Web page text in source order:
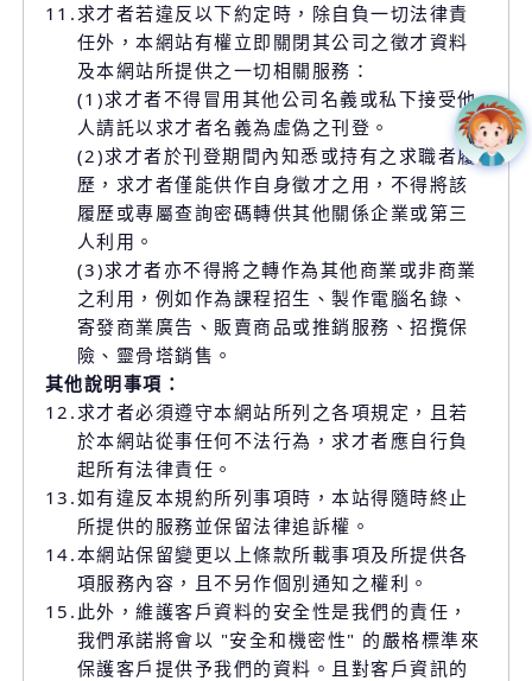
11.求才者若違反以下約定時，除自負一切法律責
任外，本網站有權立即關閉其公司之徵才資料
及本網站所提供之一切相關服務：
(1)求才者不得冒用其他公司名義或私下接受他
人請託以求才者名義為虛偽之刊登。
(2)求才者於刊登期間內知悉或持有之求職者履
歷，求才者僅能供作自身徵才之用，不得將該
履歷或專屬查詢密碼轉供其他關係企業或第三
人利用。
(3)求才者亦不得將之轉作為其他商業或非商業
之利用，例如作為課程招生、製作電腦名錄、
寄發商業廣告、販賣商品或推銷服務、招攬保
險、靈骨塔銷售。
其他說明事項：
12.求才者必須遵守本網站所列之各項規定，且若
於本網站從事任何不法行為，求才者應自行負
起所有法律責任。
13.如有違反本規約所列事項時，本站得隨時終止
所提供的服務並保留法律追訴權。
14.本網站保留變更以上條款所載事項及所提供各
項服務內容，且不另作個別通知之權利。
15. 此外，維護客戶資料的安全性是我們的責任，
我們承諾將會以 "安全和機密性" 的嚴格標準來
保護客戶提供予我們的資料。且對客戶資訊的